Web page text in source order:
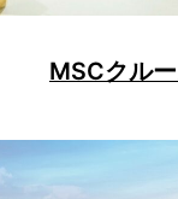
MSCクル